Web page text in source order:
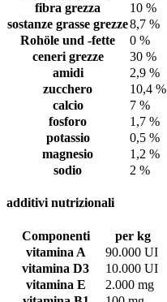
fibra grezza
10 %
sostanze grasse grezze8,7 %
Rohöle und -fette
0 %
ceneri grezze
30 %
amidi
2,9 %
zucchero
10,4 %
calcio
7 %
fosforo
1,7 %
potassio
0,5 %
magnesio
1,2 %
sodio
2 %
additivi nutrizionali
Componenti
per kg
vitamina A
90.000 UI
vitamina D3
10.000 UI
vitamina E
2.000 mg